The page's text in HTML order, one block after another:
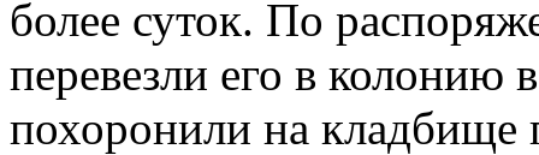
более суток. По
перевезли его в
похоронили на кладбище